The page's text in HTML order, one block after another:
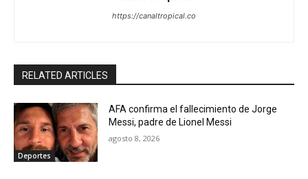
https://canaltropical.co
RELATED ARTICLES
Deportes
AFA confirma el fallecimiento de Jorge
Messi, padre de Lionel Messi
agosto 8, 2026